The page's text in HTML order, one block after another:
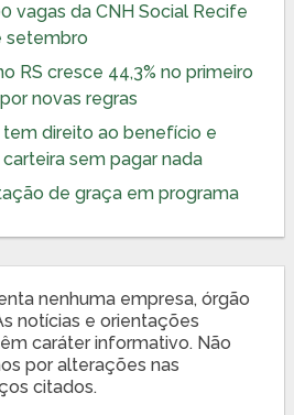
vagas da CNH Social Recife
setembro
RS cresce 44,3% no primeiro
novas regras
direito ao benefício e
sem pagar nada
de graça em programa
nenhuma empresa, órgão
notícias e orientações
caráter informativo. Não
por alterações nas
citados.